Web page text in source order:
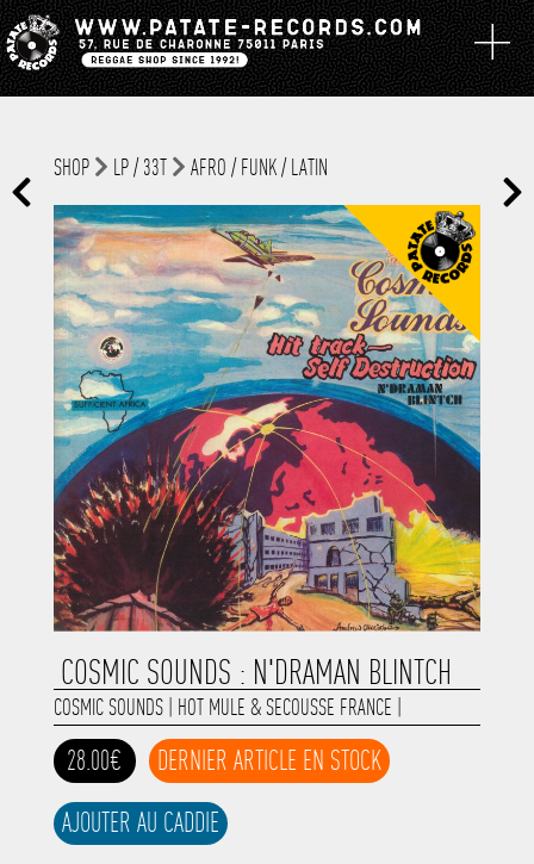
SHOP LP / 33T AFRO / FUNK / LATIN
COSMIC SOUNDS : N'DRAMAN BLINTCH
COSMIC SOUNDS| HOT MULE & SECOUSSE FRANCE
28.00€ DERNIER ARTICLE EN STOCK
AJOUTER AU CADDIE